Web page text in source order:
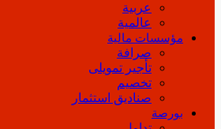
عربية
عالمية
مؤسسات مالية
صرافة
تأجير تمويلى
تخصيم
صناديق استثمار
بورصة